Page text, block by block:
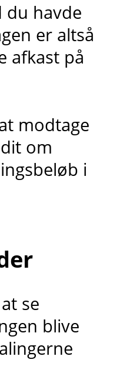
du havde
er altså
afkast på
modtage
om
i
se
blive